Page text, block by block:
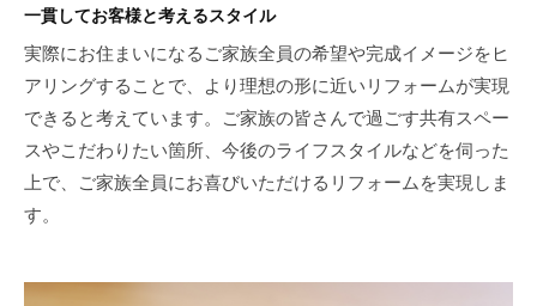
一貫してお客様と考えるスタイル
実際にお住まいになるご家族全員の希望や完成イメージをヒ
アリングすることで、より理想の形に近いリフォームが実現
できると考えています。ご家族の皆さんで過ごす共有スペー
スやこだわりたい箇所、今後のライフスタイルなどを伺った
上で、ご家族全員にお喜びいただけるリフォームを実現しま
す。